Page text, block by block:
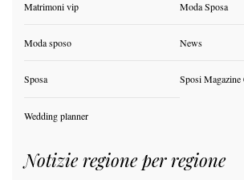
Matrimoni vip Moda Sposa
Moda sposo News
Sposa Sposi
Wedding planner
Notizie regione per regione